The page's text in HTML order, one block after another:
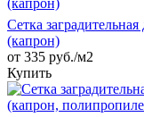
Сетка
(капрон)
от 335 руб./м2
Купить